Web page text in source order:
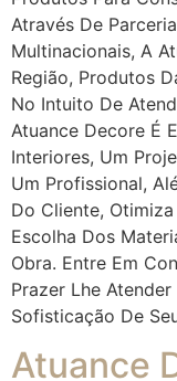
Através De
Multinacionais, A
Região, Produtos
No Intuito De
Atuance Decore É
Interiores, Um
Um Profissional,
Do Cliente,
Escolha Dos
Obra. Entre Em
Prazer Lhe
Sofisticação De
Atuance